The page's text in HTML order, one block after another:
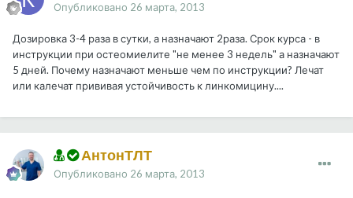
Опубликовано 26 марта, 2013
Дозировка 3-4 раза в сутки, а назначают 2раза. Срок курса - в
инструкции при остеомиелите "не менее 3 недель" а назначают
5 дней. Почему назначают меньше чем по инструкции? Лечат
или калечат прививая устойчивость к линкомицину....
АнтонТЛТ
Опубликовано 26 марта, 2013